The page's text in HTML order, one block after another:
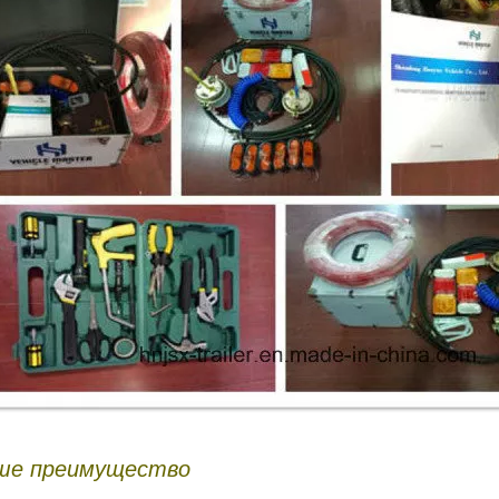
преимущество